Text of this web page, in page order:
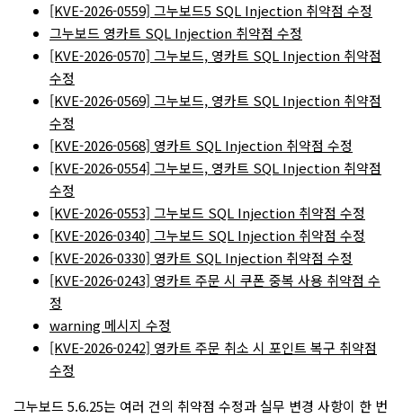
[KVE-2026-0559] 그누보드5 SQL Injection 취약점 수정
그누보드 영카트 SQL Injection 취약점 수정
[KVE-2026-0570] 그누보드, 영카트 SQL Injection 취약점
수정
[KVE-2026-0569] 그누보드, 영카트 SQL Injection 취약점
수정
[KVE-2026-0568] 영카트 SQL Injection 취약점 수정
[KVE-2026-0554] 그누보드, 영카트 SQL Injection 취약점
수정
[KVE-2026-0553] 그누보드 SQL Injection 취약점 수정
[KVE-2026-0340] 그누보드 SQL Injection 취약점 수정
[KVE-2026-0330] 영카트 SQL Injection 취약점 수정
[KVE-2026-0243] 영카트 주문 시 쿠폰 중복 사용 취약점 수
정
warning 메시지 수정
[KVE-2026-0242] 영카트 주문 취소 시 포인트 복구 취약점
수정
그누보드 5.6.25는 여러 건의 취약점 수정과 실무 변경 사항이 한 번